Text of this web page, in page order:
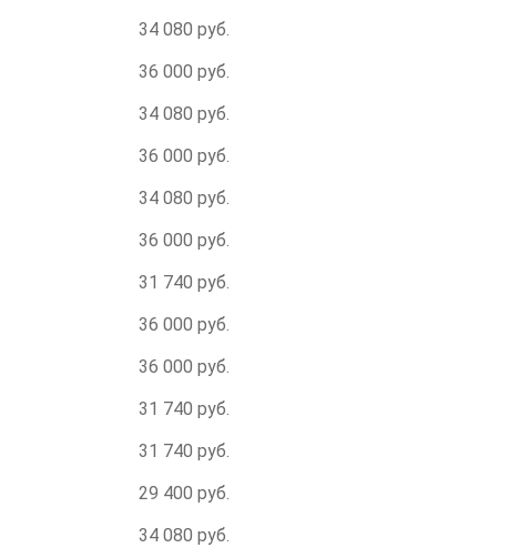
34 080 руб.
36 000 руб.
34 080 руб.
36 000 руб.
34 080 руб.
36 000 руб.
31 740 руб.
36 000 руб.
36 000 руб.
31 740 руб.
31 740 руб.
29 400 руб.
34 080 руб.